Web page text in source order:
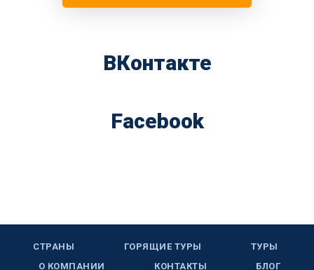
ВКонтакте
Facebook
СТРАНЫ ГОРЯЩИЕ ТУРЫ
ТУРЫ
О КОМПАНИИ
КОНТАКТЫ БЛОГ